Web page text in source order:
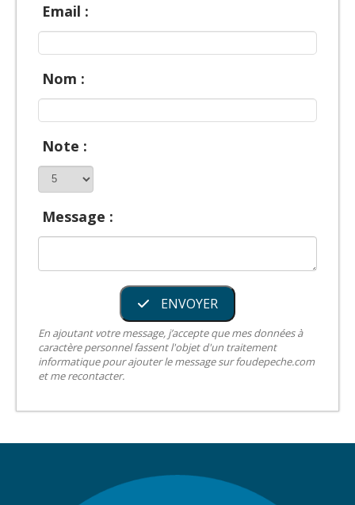
Email :
Nom :
Note :
Message :
ENVOYER
En ajoutant votre message, j’accepte que mes données à
caractère personnel fassent l'objet d'un traitement
informatique pour ajouter le message sur foudepeche.com
et me recontacter.